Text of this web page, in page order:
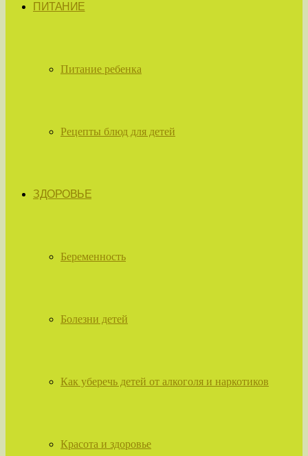
ПИТАНИЕ
Питание ребенка
Рецепты блюд для детей
ЗДОРОВЬЕ
Беременность
Болезни детей
Как уберечь детей от алкоголя и наркотиков
Красота и здоровье